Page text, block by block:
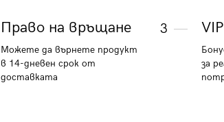
Право на връщане
Можете да върнете продукт
в 14-дневен срок от
доставката
3
за